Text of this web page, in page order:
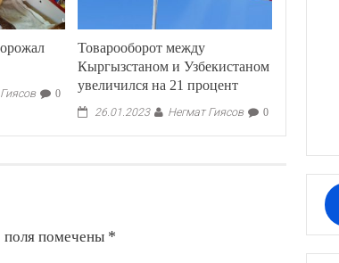
0
Товарооборот между
Кыргызстаном и Узбекистаном
увеличился на 21 процент
26.01.2023 Негмат Гиясов 0
поля помечены *